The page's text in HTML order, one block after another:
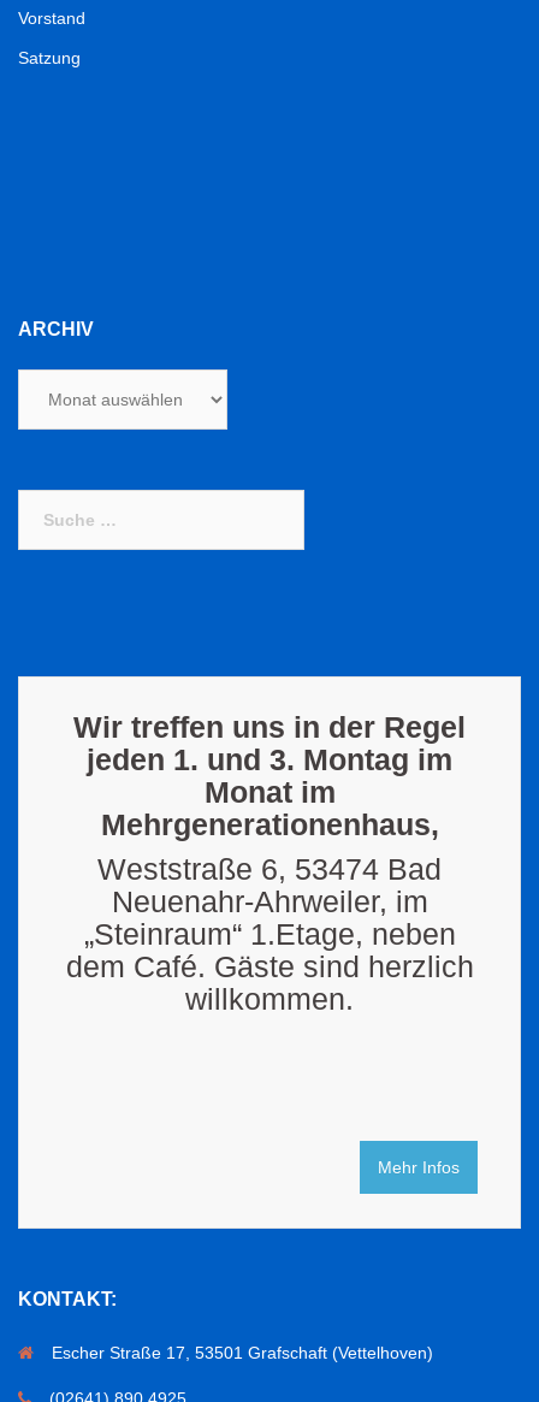
Vorstand
Satzung
ARCHIV
nach:
Wir treffen uns in der Regel
jeden 1. und 3. Montag im
Monat im
Mehrgenerationenhaus,
Weststraße 6, 53474 Bad
Neuenahr-Ahrweiler, im
„Steinraum“ 1.Etage, neben
dem Café. Gäste sind herzlich
willkommen.
Mehr Infos
KONTAKT:
Escher Straße 17, 53501 Grafschaft (Vettelhoven)